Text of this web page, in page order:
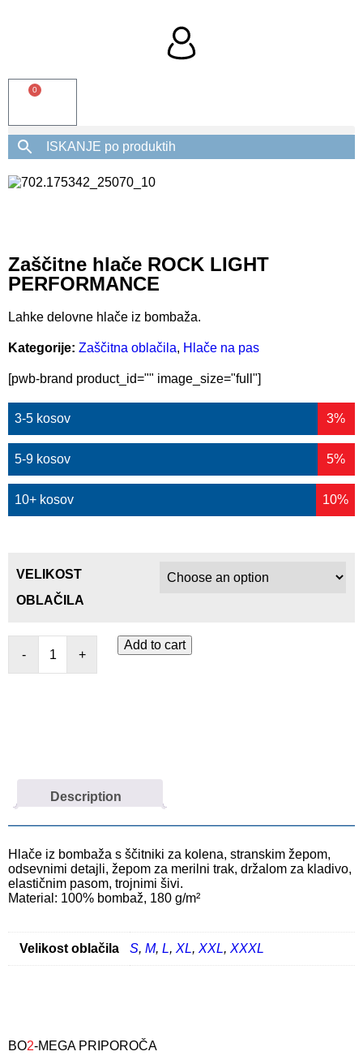
0
Zaščitne hlače ROCK LIGHT
PERFORMANCE
Lahke delovne hlače iz bombaža.
Kategorije: Zaščitna oblačila, Hlače na pas
[pwb-brand product_id="" image_size="full"]
3-5 kosov 3%
5-9 kosov 5%
10+ kosov 10%
VELIKOST
OBLAČILA
- +
Add to cart
Description
Hlače iz bombaža s ščitniki za kolena, stranskim žepom,
odsevnimi detajli, žepom za merilni trak, držalom za kladivo,
elastičnim pasom, trojnimi šivi.
Material: 100% bombaž, 180 g/m²
Velikost oblačila S, M, L, XL, XXL, XXXL
BO2-MEGA PRIPOROČA